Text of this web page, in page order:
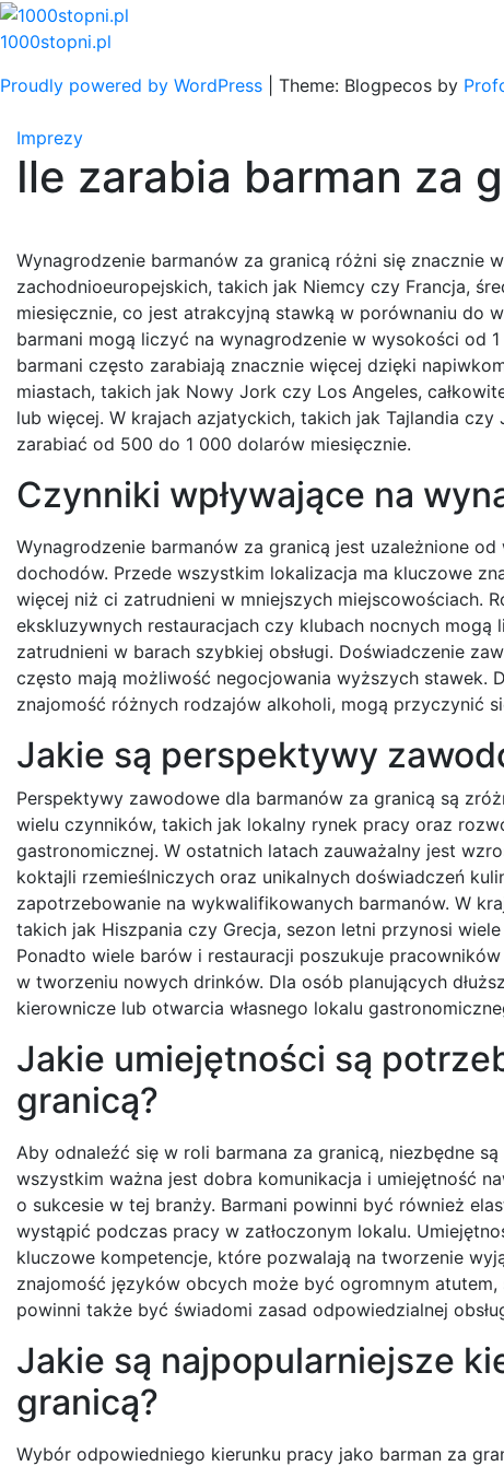
Skip
to
1000stopni.pl
Proudly powered by WordPress
Theme: Blogpecos by
Imprezy
Ile zarabia barman za
Wynagrodzenie barmanów za granicą różni się znacznie
zachodnioeuropejskich, takich jak Niemcy czy Francja,
miesięcznie, co jest atrakcyjną stawką w porównaniu do
barmani mogą liczyć na wynagrodzenie w wysokości od
barmani często zarabiają znacznie więcej dzięki
miastach, takich jak Nowy Jork czy Los Angeles,
lub więcej. W krajach azjatyckich, takich jak Tajlandia
zarabiać od 500 do 1 000 dolarów miesięcznie.
Czynniki wpływające na
Wynagrodzenie barmanów za granicą jest uzależnione
dochodów. Przede wszystkim lokalizacja ma kluczowe
więcej niż ci zatrudnieni w mniejszych miejscowościach.
ekskluzywnych restauracjach czy klubach nocnych
zatrudnieni w barach szybkiej obsługi. Doświadczenie
często mają możliwość negocjowania wyższych stawek.
znajomość różnych rodzajów alkoholi, mogą przyczynić
Jakie są perspektywy
Perspektywy zawodowe dla barmanów za granicą są
wielu czynników, takich jak lokalny rynek pracy oraz
gastronomicznej. W ostatnich latach zauważalny jest
koktajli rzemieślniczych oraz unikalnych doświadczeń
zapotrzebowanie na wykwalifikowanych barmanów. W
takich jak Hiszpania czy Grecja, sezon letni przynosi
Ponadto wiele barów i restauracji poszukuje
w tworzeniu nowych drinków. Dla osób planujących
kierownicze lub otwarcia własnego lokalu
Jakie umiejętności są
granicą?
Aby odnaleźć się w roli barmana za granicą, niezbędne
wszystkim ważna jest dobra komunikacja i umiejętność
o sukcesie w tej branży. Barmani powinni być również
wystąpić podczas pracy w zatłoczonym lokalu.
kluczowe kompetencje, które pozwalają na tworzenie
znajomość języków obcych może być ogromnym
powinni także być świadomi zasad odpowiedzialnej
Jakie są najpopularniejsze
granicą?
Wybór odpowiedniego kierunku pracy jako barman za